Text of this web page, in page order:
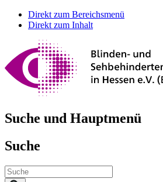
Direkt zum Bereichsmenü
Direkt zum Inhalt
Suche und Hauptmenü
Suche